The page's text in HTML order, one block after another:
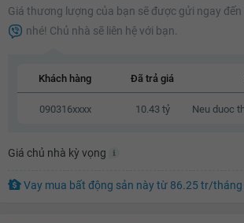
10.16 tỷ
10.22 tỷ
10.28 tỷ
Giá thương lượng của bạn sẽ được gửi ngay đến
nhé! Chủ nhà sẽ liên hệ với bạn.
Khách hàng Đã trả giá
090316xxxx 10.43 tỷ
Giá chủ nhà kỳ vọng
Vay mua bất động sản nàytừ 86.25 tr/tháng